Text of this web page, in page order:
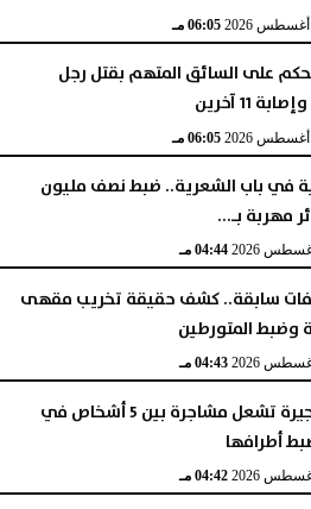
06:05 مـ
على السائق المتهم بقتل رجل
11 آخرين
06:05 مـ
في باب الشعرية.. ضبط نصف مليون
مهربة بـ...
04:44 مـ
سابقة.. كشف حقيقة تخريب مقهى
وضبط المتورطين
04:43 مـ
خلافات الجيرة تشعل مشاجرة بين 5 أشخاص في
أطرافها
04:42 مـ